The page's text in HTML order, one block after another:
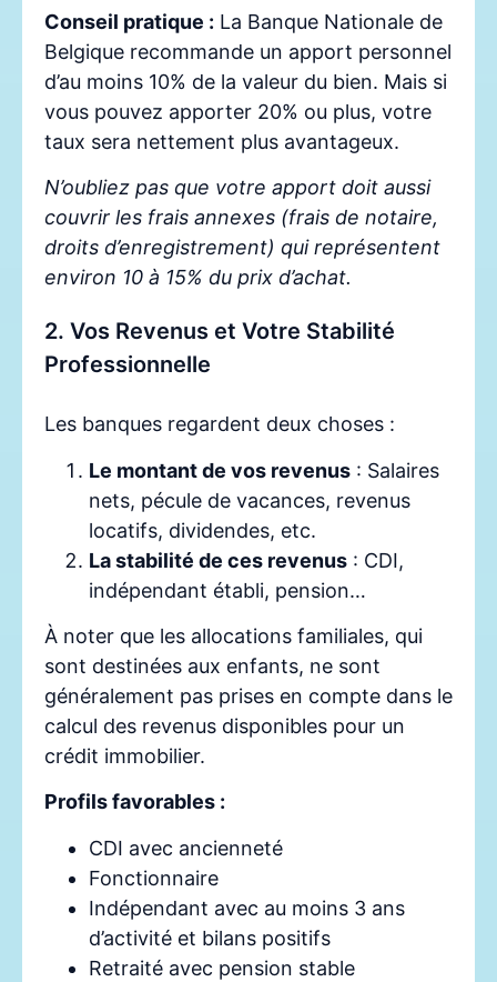
Conseil pratique : La Banque Nationale de
Belgique recommande un apport personnel
d’au moins 10% de la valeur du bien. Mais si
vous pouvez apporter 20% ou plus, votre
taux sera nettement plus avantageux.
N’oubliez pas que votre apport doit aussi
couvrir les frais annexes (frais de notaire,
droits d’enregistrement) qui représentent
environ 10 à 15% du prix d’achat.
2. Vos Revenus et Votre Stabilité
Professionnelle
Les banques regardent deux choses :
Le montant de vos revenus : Salaires
nets, pécule de vacances, revenus
locatifs, dividendes, etc.
La stabilité de ces revenus : CDI,
indépendant établi, pension…
À noter que les allocations familiales, qui
sont destinées aux enfants, ne sont
généralement pas prises en compte dans le
calcul des revenus disponibles pour un
crédit immobilier.
Profils favorables :
CDI avec ancienneté
Fonctionnaire
Indépendant avec au moins 3 ans
d’activité et bilans positifs
Retraité avec pension stable